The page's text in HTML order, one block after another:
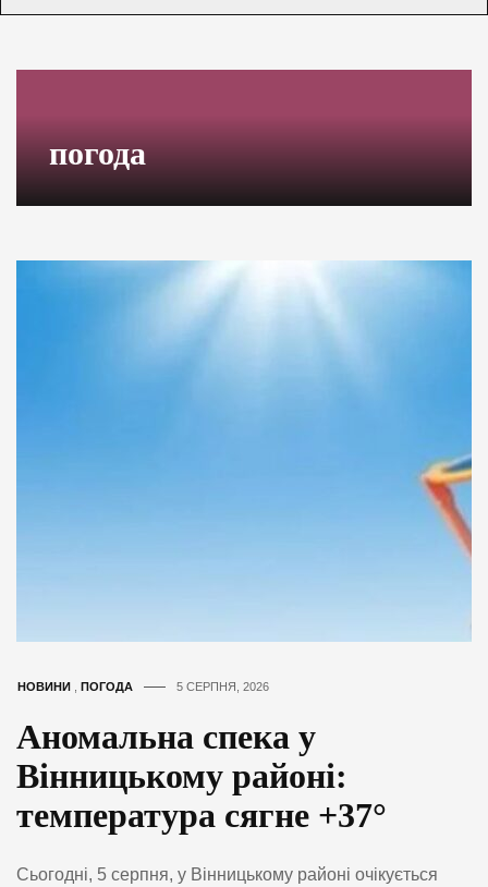
погода
НОВИНИ ПОГОДА 5 СЕРПНЯ, 2026
Аномальна спека у
Вінницькому районі:
температура сягне +37°
Сьогодні, 5 серпня, у Вінницькому районі очікується